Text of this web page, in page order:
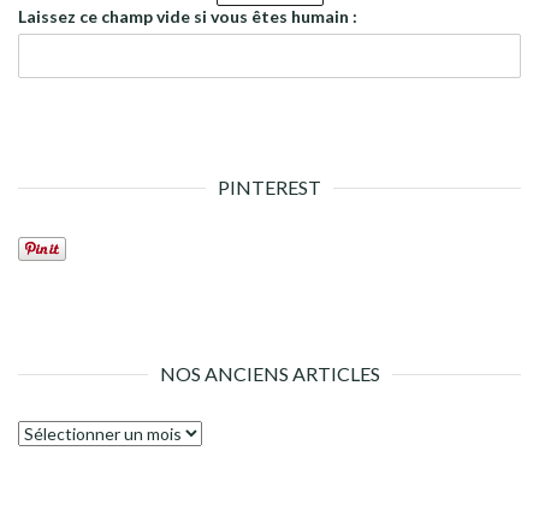
Laissez ce champ vide si vous êtes humain :
PINTEREST
NOS ANCIENS ARTICLES
Nos